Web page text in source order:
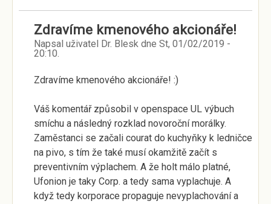
Zdravíme kmenového akcionáře!
Napsal uživatel Dr. Blesk dne St, 01/02/2019 -
20:10.
Zdravíme kmenového akcionáře! :)
Váš komentář způsobil v openspace UL výbuch
smíchu a následný rozklad novoroční morálky.
Zaměstanci se začali courat do kuchyňky k ledničce
na pivo, s tím že také musí okamžitě začít s
preventivním výplachem. A že holt málo platné,
Ufonion je taky Corp. a tedy sama vyplachuje. A
když tedy korporace propaguje nevyplachování a